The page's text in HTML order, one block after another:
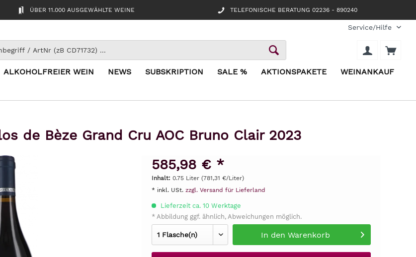
ÜBER 11.000 AUSGEWÄHLTE WEINE TELEFONISCHE BERATUNG 02236 - 890240
Service/Hilfe
ALKOHOLFREIER WEIN NEWS SUBSKRIPTION SALE % AKTIONSPAKETE WEINANKAUF
de Bèze Grand Cru AOC Bruno Clair 2023
585,98 € *
Inhalt: 0.75 Liter (781,31 €/Liter)
* inkl. USt. zzgl. Versand für Lieferland
Lieferzeit ca. 10 Werktage
* Abbildung ggf. ähnlich, Abweichungen möglich.
In den Warenkorb